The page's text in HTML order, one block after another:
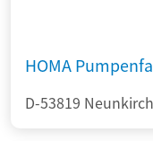
HOMA
D-53819